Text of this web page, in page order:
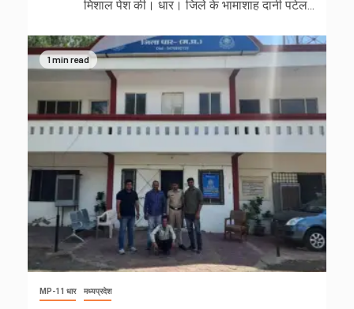
मिशाल पेश की। धार। जिले के भामाशाह दानी पटेल...
1 min read
MP-11 धार मध्यप्रदेश